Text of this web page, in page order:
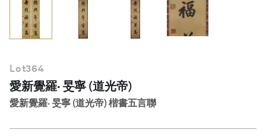
Lot364
愛新覺羅· 旻寧 (道光帝)
愛新覺羅· 旻寧 (道光帝) 楷書五言聯